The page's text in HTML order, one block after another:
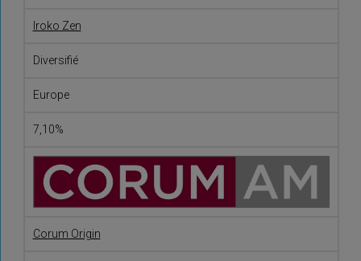
Iroko Zen
Diversifié
Europe
7,10%
Corum Origin